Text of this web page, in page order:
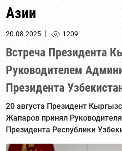
Азии
20.08.2025 | 1209
Встреча Президента
Руководителем
Президента
20 августа Президент
Жапаров принял
Президента Республики